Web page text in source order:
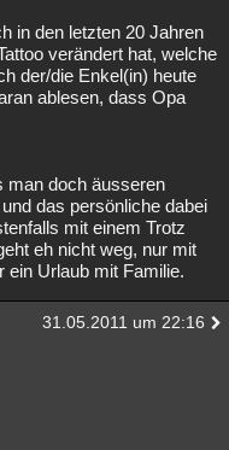
in den letzten 20 Jahren
verändert hat, welche
der/die Enkel(in) heute
ablesen, dass Opa
man doch äusseren
das persönliche dabei
mit einem Trotz
eh nicht weg, nur mit
ein Urlaub mit Familie.
31.05.2011 um 22:16